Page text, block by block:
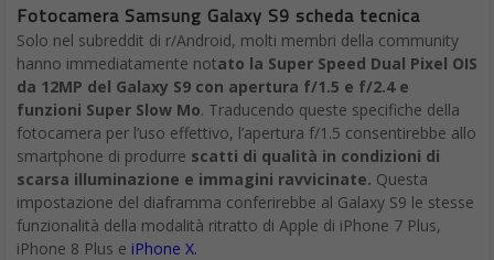
Fotocamera Samsung Galaxy S9 scheda tecnica
Solo nel subreddit di r/Android, molti membri della community
hanno immediatamente notato la Super Speed Dual Pixel OIS
da 12MP del Galaxy S9 con apertura f/1.5 e f/2.4 e
funzioni Super Slow Mo. Traducendo queste specifiche della
fotocamera per l’uso effettivo, l’apertura f/1.5 consentirebbe allo
smartphone di produrre scatti di qualità in condizioni di
scarsa illuminazione e immagini ravvicinate. Questa
impostazione del diaframma conferirebbe al Galaxy S9 le stesse
funzionalità della modalità ritratto di Apple di iPhone 7 Plus,
iPhone 8 Plus e iPhone X.